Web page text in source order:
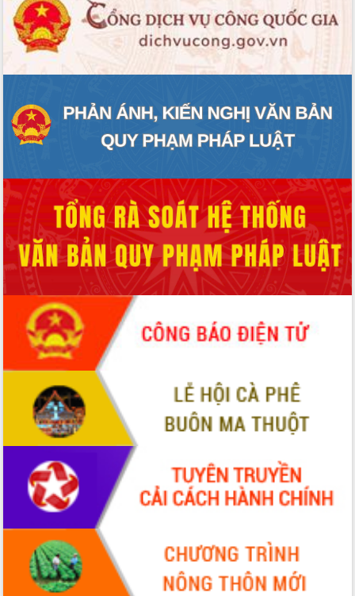
Đắk Lắk đẩy mạnh nuôi biển công
nghệ, hướng tới phát triển thủy sản
bền vững
Tập huấn nâng cao năng lực triển khai
chuyển đổi số cho cán bộ, công chức
Đắk Lắk phát động hưởng ứng Ngày
Quyền của người tiêu dùng Việt Nam
2026
tâm đạt được mục tiêu tăng trưởng
hai con số trong năm 2026
Tổ chức trang trọng Lễ hội Đền thờ
Lương Văn Chánh năm 2026
Phó Bí thư Tỉnh ủy Đắk Lắk Đỗ Hữu
Huy giữ chức Bí thư Đảng ủy Ủy Ban
Nhân dân tỉnh
Bệnh án điện tử thúc đẩy chuyển đổi
số y tế tại Đắk Lắk
Chuyển đổi số thư viện: Mở rộng
không gian tri thức trong thời đại số
Đánh giá, rút kinh nghiệm công tác tổ
chức diễn tập trước ngày bầu cử
Chương trình “Gặp gỡ hữu nghị –
Friendship Meeting New Year 2026”
Bầu cử Quốc hội và HĐND: Cử tri Đắk
Lắk gửi gắm niềm tin, kỳ vọng vào lá
phiếu
Đắk Lắk sẵn sàng các điều kiện cho
Ngày hội bầu cử đại biểu Quốc hội
khóa XVI và HĐND các cấp nhiệm kỳ
2026-2031
Đảm bảo cuộc bầu cử đại biểu Quốc
hội và đại biểu HĐND các cấp diễn ra